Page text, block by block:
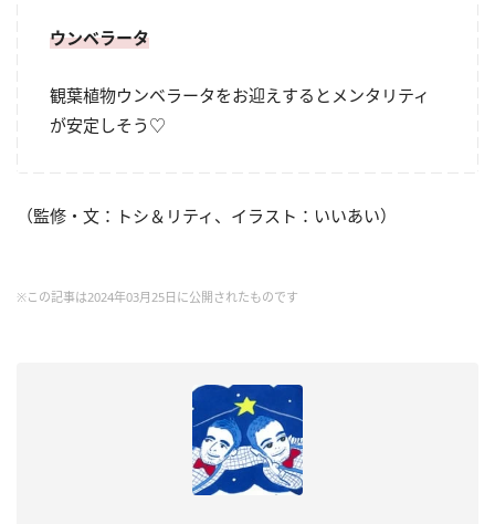
ウンベラータ
観葉植物ウンベラータをお迎えするとメンタリティ
が安定しそう♡
（監修・文：トシ＆リティ、イラスト：いいあい）
※この記事は2024年03月25日に公開されたものです